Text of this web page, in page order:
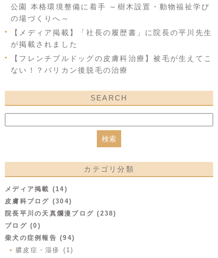
公園 本格環境整備に着手 ～樹木設置・動物福祉学び
の場づくりへ～
【メディア掲載】「社長の履歴書」に院長の平川先生
が掲載されました
【フレンチブルドッグの皮膚科治療】被毛が生えてこ
ない！？バリカン後脱毛の治療
SEARCH
カテゴリ分類
メディア掲載 (14)
皮膚科ブログ (304)
院長平川の天真爛漫ブログ (238)
ブログ (0)
柴犬の症例報告 (94)
膿皮症・湿疹 (1)